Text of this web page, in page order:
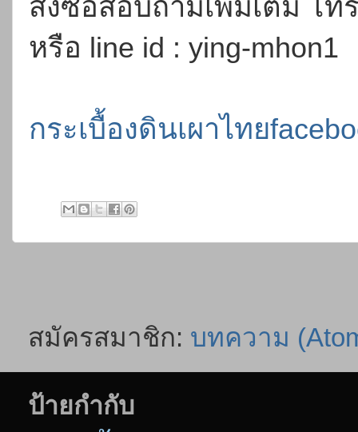
สั่งซื้อสอบถามเพิ่มเติม โท
หรือ line id : ying-mhon1
กระเบื้องดินเผาไทย
สมัครสมาชิก: บทความ
ป้ายกำกับ